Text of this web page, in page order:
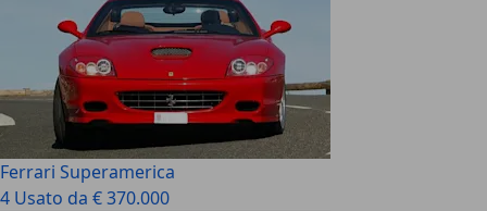
Ferrari Superamerica
4 Usato da € 370.000